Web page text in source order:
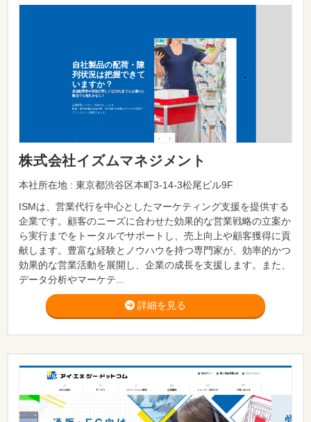
株式会社イズムマネジメント
本社所在地 : 東京都渋谷区本町3-14-3松尾ビル9F
ISMは、営業代行を中心としたマーケティング支援を提供する
企業です。顧客のニーズに合わせた効果的な営業戦略の立案か
ら実行までをトータルでサポートし、売上向上や顧客獲得に貢
献します。豊富な経験とノウハウを持つ専門家が、効率的かつ
効果的な営業活動を展開し、企業の成長を支援します。また、
データ分析やマーケテ...
詳細を見る